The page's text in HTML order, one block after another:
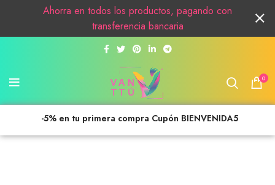
0
-5% en tu primera compra Cupón BIENVENIDA5
Ahorra en todos los productos, pagando con
transferencia bancaria